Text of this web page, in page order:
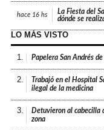
hace 16 hs
La Fiesta del
dónde se
LO MÁS VISTO
1. Papelera San Andrés
2.
Trabajó en el Hospital
ilegal de la medicina
3.
Detuvieron al cabecilla
zona